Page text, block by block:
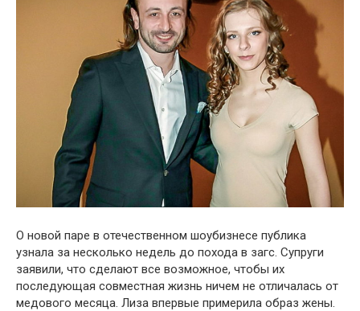
О новой паре в отечественном шоубизнесе публика
узнала за несколько недель до похода в загс. Супруги
заявили, что сделают все возможное, чтобы их
последующая совместная жизнь ничем не отличалась от
медового месяца. Лиза впервые примерила образ жены.